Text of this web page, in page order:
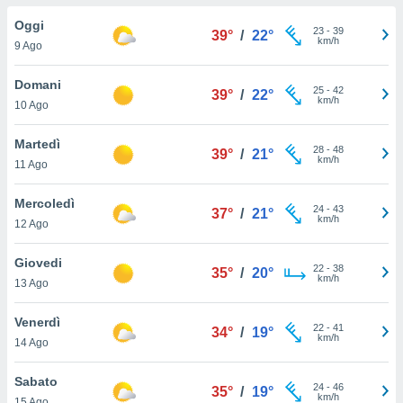
al sito
nostri
ci
di
un
la
di esso.
nella
Oggi
9 Ago
39° / 22° 23- 39
km/h
Domani
10 Ago
39° / 22° 25- 42
km/h
Martedì
11 Ago
39° / 21° 28- 48
km/h
Mercoledì
12 Ago
37° / 21° 24- 43
km/h
Giovedi
13 Ago
35° / 20° 22- 38
km/h
Venerdì
14 Ago
34° / 19° 22- 41
km/h
Sabato
35° / 19° 24- 46
km/h